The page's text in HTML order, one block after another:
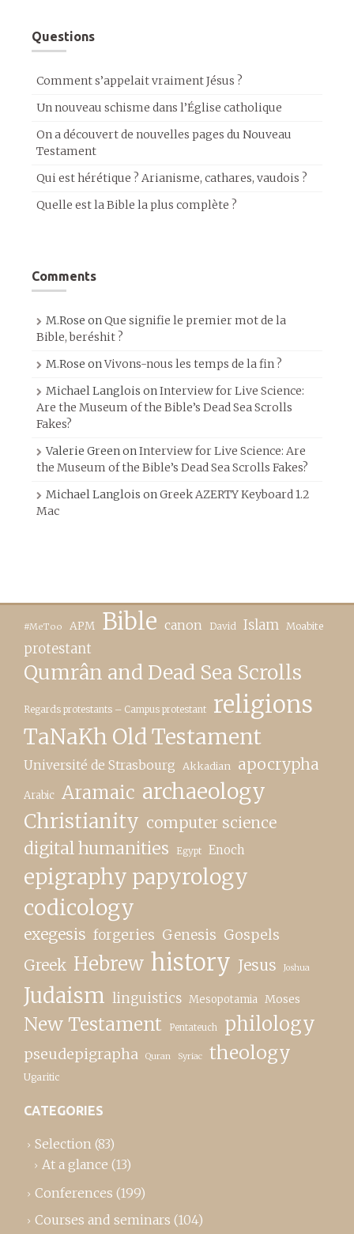
Questions
Comment s’appelait vraiment Jésus ?
Un nouveau schisme dans l’Église catholique
On a découvert de nouvelles pages du Nouveau
Testament
Qui est hérétique ? Arianisme, cathares, vaudois ?
Quelle est la Bible la plus complète ?
Comments
M.Rose onQue signifie le premier mot de la
Bible, beréshit ?
M.Rose onVivons-nous les temps de la fin ?
Michael Langlois onInterview for Live Science:
Are the Museum of the Bible’s Dead Sea Scrolls
Fakes?
Valerie GreenonInterview for Live Science: Are
the Museum of the Bible’s Dead Sea Scrolls Fakes?
Michael Langlois onGreek AZERTY Keyboard 1.2
Mac
#MeToo APM Bible canon David Islam Moabite
protestant
Qumrân and Dead Sea Scrolls
Regards protestants – Campus protestant religions
TaNaKh Old Testament
Université de Strasbourg Akkadian apocrypha
Arabic Aramaic archaeology
Christianity computer science
digital humanities Egypt Enoch
epigraphy papyrology
codicology
exegesis forgeries Genesis Gospels
Greek Hebrew history Jesus Joshua
Judaism linguistics Mesopotamia Moses
New Testament Pentateuch philology
pseudepigrapha Quran Syriac theology
Ugaritic
CATEGORIES
Selection (83)
At a glance (13)
Conferences (199)
Courses and seminars (104)